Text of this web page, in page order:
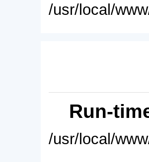
/usr/local/
Run-
/usr/local/